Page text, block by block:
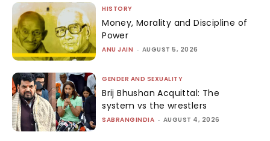
HISTORY
Money, Morality and Discipline of
Power
ANU JAIN - AUGUST 5, 2026
GENDER AND SEXUALITY
Brij Bhushan Acquittal: The
system vs the wrestlers
SABRANGINDIA - AUGUST 4, 2026